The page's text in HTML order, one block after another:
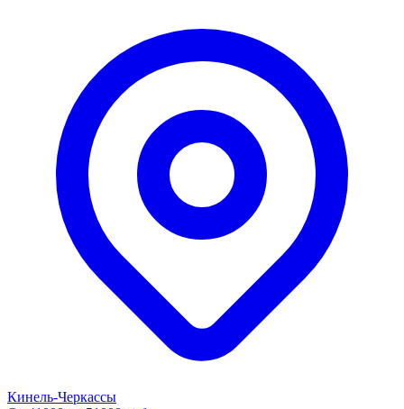
Кинель-Черкассы